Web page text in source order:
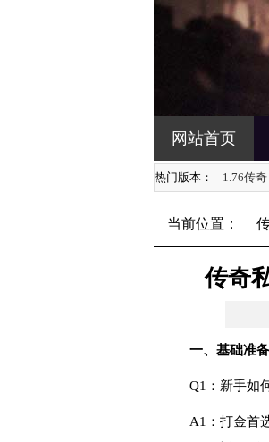
网站首页
热门版本： 1.76传奇
当前位置：
传奇
一、基础准
Q1：新手如
A1：打金首